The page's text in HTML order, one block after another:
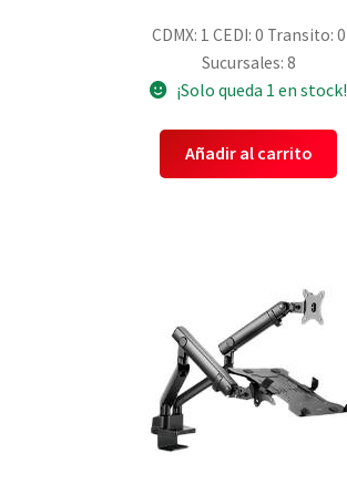
CDMX: 1 CEDI: 0 Transito: 0
Sucursales: 8
¡Solo queda 1 en stock!
Añadir al carrito